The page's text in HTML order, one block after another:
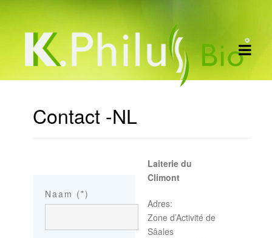
Contact -NL
Naam (*)
Laiterie du
Climont
Adres:
Zone d’Activité de
Sâales